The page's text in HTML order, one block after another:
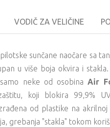
VODIČ ZA VELIČINE
pilotske sunčane naočare sa
u više boja okvira i
neke od osobinaAir
koji blokira 99,9%
od plastike na
grebanja "stakla" tokom